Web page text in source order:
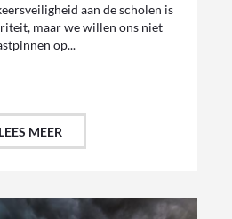
aan de scholen is
maar we willen ons niet
op...
LEES MEER